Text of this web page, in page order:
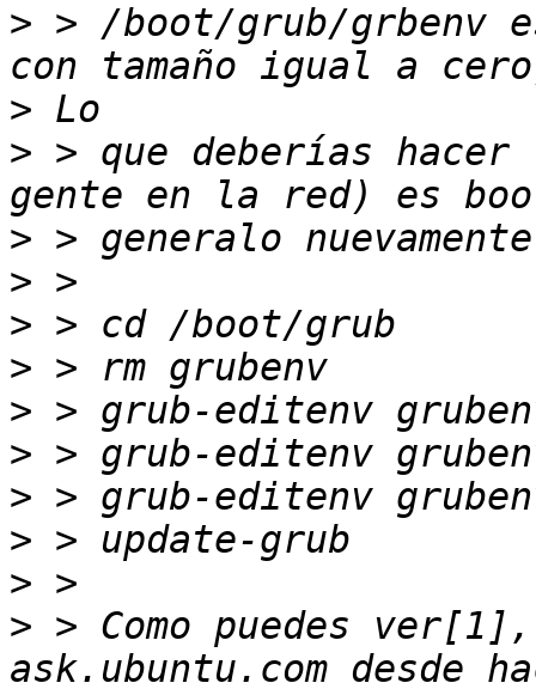
> > /boot/grub/grbenv
>
> > que deberías
>
>
>
>
>
>
>
>
>
> > Como puedes